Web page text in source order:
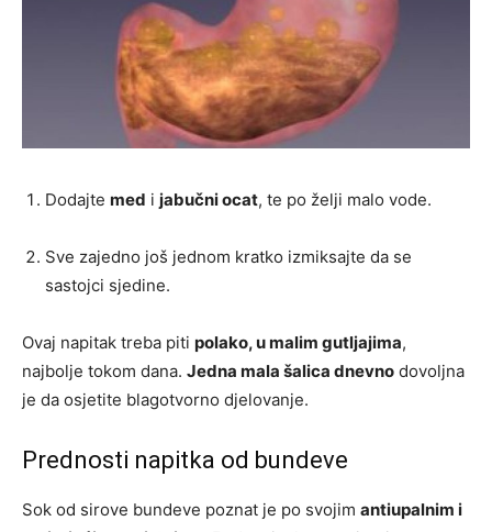
Dodajte med i jabučni ocat, te po želji malo vode.
Sve zajedno još jednom kratko izmiksajte da se
sastojci sjedine.
Ovaj napitak treba piti polako, u malim gutljajima,
najbolje tokom dana. Jedna mala šalica dnevno dovoljna
je da osjetite blagotvorno djelovanje.
Prednosti napitka od bundeve
Sok od sirove bundeve poznat je po svojim antiupalnim i